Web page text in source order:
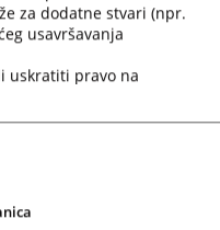
za dodatne stvari (npr.
usavršavanja
uskratiti pravo na